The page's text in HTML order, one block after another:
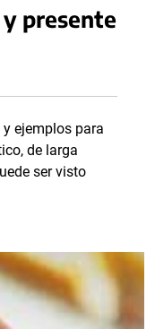
presente
ejemplos para
de larga
ser visto